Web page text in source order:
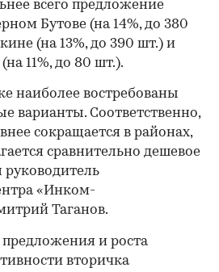
всего предложение
Бутове (на 14%, до 380
(на 13%, до 390 шт.) и
11%, до 80 шт.).
наиболее востребованы
варианты. Соответственно,
сокращается в районах,
сравнительно дешевое
«Инком-
Таганов.
и роста
вторичка